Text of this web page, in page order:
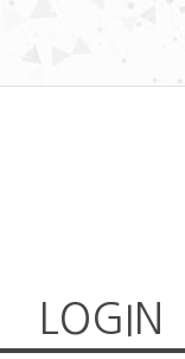
LOGIN